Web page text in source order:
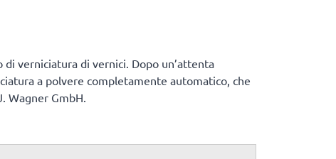
verniciatura di vernici. Dopo un’attenta
a polvere completamente automatico, che
Wagner GmbH.